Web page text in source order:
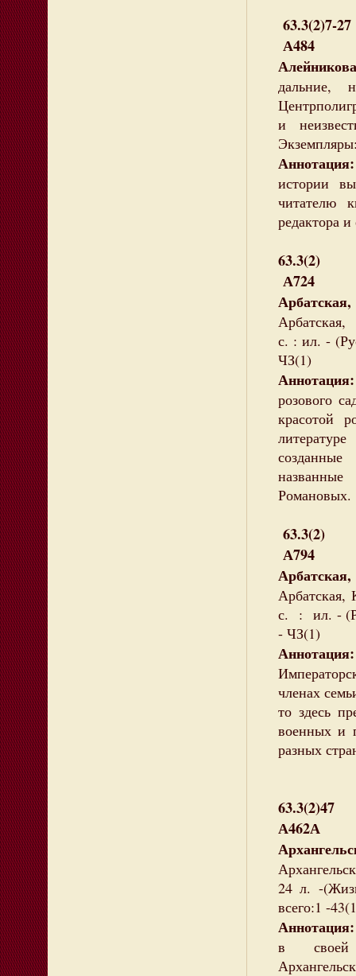
63.3(2)7-27
А484
и
Аннотация:
истории
читателю
редактора
63.3(2)
А724
с. : ил. -
ЧЗ(1)
Аннотация:
розового
красотой
Романовых.
63.3(2)
А794
с. : ил. -
- ЧЗ(1)
Аннотация:
членах
то здесь
военных и
разных
63.3(2)47
А462А
24 л. -
всего:1 -
в своей